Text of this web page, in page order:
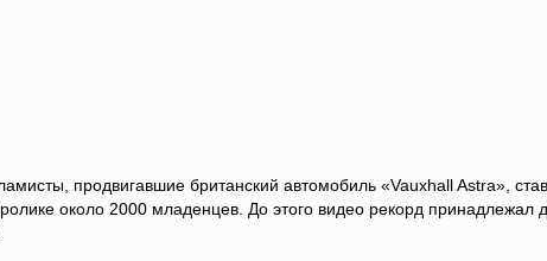
продвигавшие британский автомобиль «Vauxhall Astra»,
около 2000 младенцев. До этого видео рекорд принадлежал